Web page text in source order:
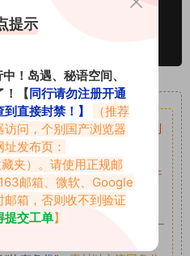
请注明出处！原文链接：
声明
侵犯你的权益请私信留言
收到
间进行审核后删除。
研究使用，未经原版权作者许
请在下载24小时内删除！
提示
！岛遇、秘语空间、
！【同行请勿注册开通
直接封禁！】
（推荐
问，个别国产浏览器
发布页：
藏夹）。请使用正规邮
邮箱、微软、Google
箱，否则收不到验证
提交工单】